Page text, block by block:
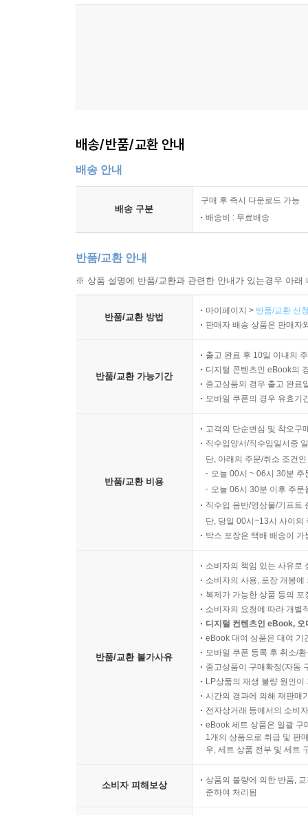
배송/반품/교환 안내
배송 안내
배송 구분
구매 후 즉시 다운로드 가능
배송비 : 무료배송
반품/교환 안내
※ 상품 설명에 반품/교환과 관련한 안내가 있는경우 아
반품/교환 방법
마이페이지 > 반품/교환 신
판매자 배송 상품은 판매자
반품/교환 가능기간
출고 완료 후 10일 이내의
디지털 콘텐츠인 eBook의
중고상품의 경우 출고 완료
모바일 쿠폰의 경우 유효기
반품/교환 비용
고객의 단순변심 및 착오구
직수입양서/직수입일서중
단, 아래의 주문/취소 조건
오늘 00시 ~ 06시 30분
오늘 06시 30분 이후 주
직수입 음반/영상물/기프트
단, 당일 00시~13시 사이의
박스 포장은 택배 배송이
반품/교환 불가사유
소비자의 책임 있는 사유로
소비자의 사용, 포장 개봉
복제가 가능한 상품 등의
소비자의 요청에 따라 개별
디지털 컨텐츠인 eBook,
eBook 대여 상품은 대여 기
모바일 쿠폰 등록 후 취소/
중고상품이 구매확정(자동
LP상품의 재생 불량 원인
시간의 경과에 의해 재판매
전자상거래 등에서의 소비
eBook 세트 상품은 일괄 구
1개의 상품으로 취급 및 판
우, 세트 상품 전부 및 세트
소비자 피해보상
상품의 불량에 의한 반품,
준하여 처리됨